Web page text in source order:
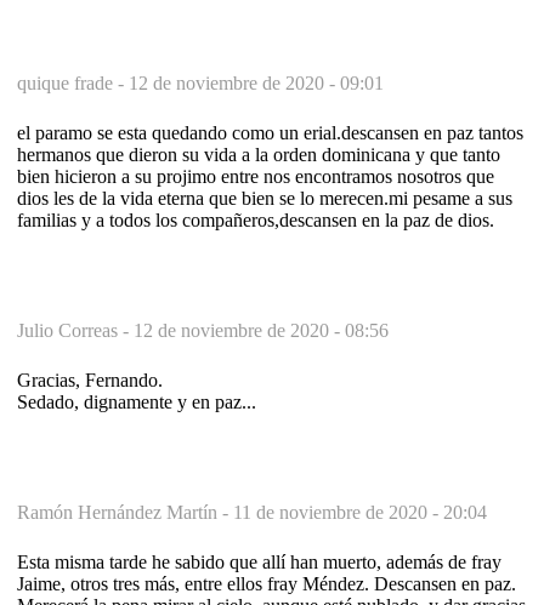
quique frade - 12 de noviembre de 2020 - 09:01
el paramo se esta quedando como un erial.descansen en paz tantos
hermanos que dieron su vida a la orden dominicana y que tanto
bien hicieron a su projimo entre nos encontramos nosotros que
dios les de la vida eterna que bien se lo merecen.mi pesame a sus
familias y a todos los compañeros,descansen en la paz de dios.
Julio Correas - 12 de noviembre de 2020 - 08:56
Gracias, Fernando.
Sedado, dignamente y en paz...
Ramón Hernández Martín - 11 de noviembre de 2020 - 20:04
Esta misma tarde he sabido que allí han muerto, además de fray
Jaime, otros tres más, entre ellos fray Méndez. Descansen en paz.